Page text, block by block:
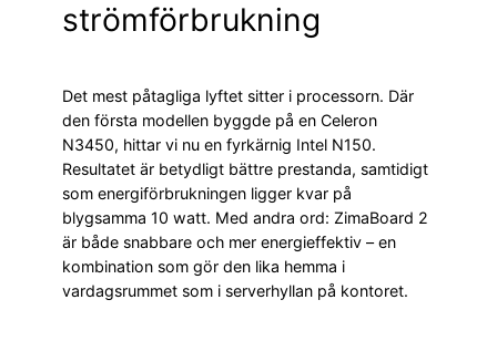
strömförbrukning
Det mest påtagliga lyftet sitter i processorn. Där
den första modellen byggde på en Celeron
N3450, hittar vi nu en fyrkärnig Intel N150.
Resultatet är betydligt bättre prestanda, samtidigt
som energiförbrukningen ligger kvar på
blygsamma 10 watt. Med andra ord: ZimaBoard 2
är både snabbare och mer energieffektiv – en
kombination som gör den lika hemma i
vardagsrummet som i serverhyllan på kontoret.